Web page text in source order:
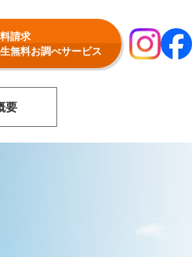
請求
無料お調べサービス
要